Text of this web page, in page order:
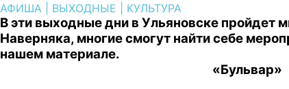
АФИША ВЫХОДНЫЕ КУЛЬТУРА
В эти выходные дни в Ульяновске пройдет
Наверняка, многие смогут найти себе
нашем материале.
«Бульвар»